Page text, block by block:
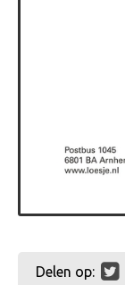
Delen op: